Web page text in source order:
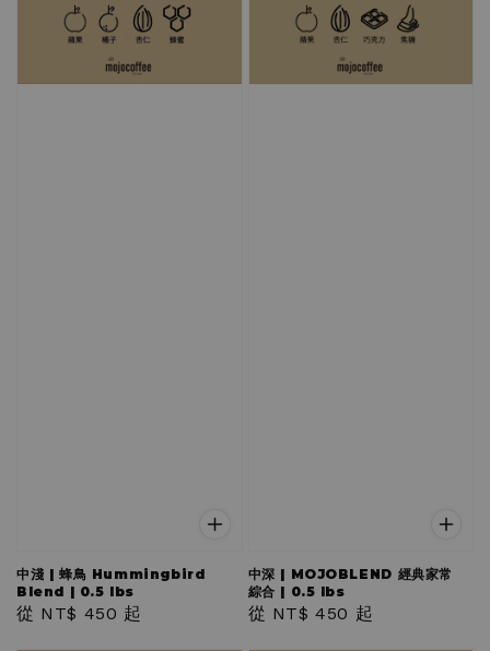
中淺 | 蜂鳥 Hummingbird
Blend | 0.5 lbs
Regular
從 NT$ 450 起
中深 | MOJOBLEND 經典家常
綜合 | 0.5 lbs
Regular
從 NT$ 450 起